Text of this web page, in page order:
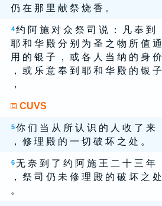
仍 在 那 里 献 祭 烧 香 。
4 约 阿 施 对 众 祭 司 说 ： 凡 奉 到
耶 和 华 殿 分 别 为 圣 之 物 所 值 通
用 的 银 子 ， 或 各 人 当 纳 的 身 价
， 或 乐 意 奉 到 耶 和 华 殿 的 银 子
，
CUVS
5 你 们 当 从 所 认 识 的 人 收 了 来
， 修 理 殿 的 一 切 破 坏 之 处 。
6 无 奈 到 了 约 阿 施 王 二 十 三 年
， 祭 司 仍 未 修 理 殿 的 破 坏 之 处
。